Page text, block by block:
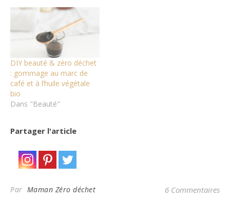
DIY beauté & zéro déchet
: gommage au marc de
café et à l’huile végétale
bio
Dans "Beauté"
Partager l'article
Par Maman Zéro déchet 6 Commentaires